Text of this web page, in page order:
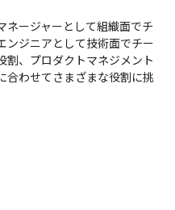
ネージャーとして組織面でチ
ンジニアとして技術面でチー
割、プロダクトマネジメント
合わせてさまざまな役割に挑